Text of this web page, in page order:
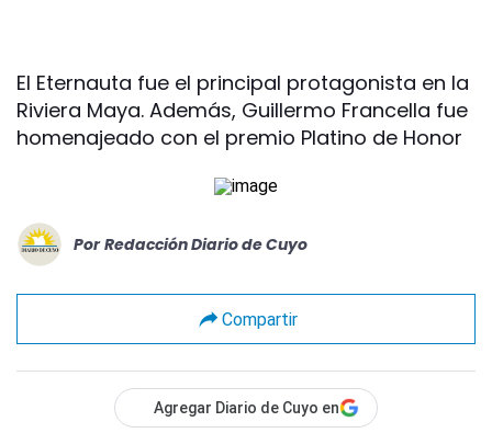
El Eternauta fue el principal protagonista en la
Riviera Maya. Además, Guillermo Francella fue
homenajeado con el premio Platino de Honor
Por Redacción Diario de Cuyo
Compartir
Agregar Diario de Cuyo en